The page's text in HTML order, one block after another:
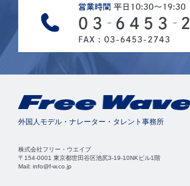
外国人モデル・ナレーター・タレント事務所
株式会社フリー・ウエイブ
〒154-0001 東京都世田谷区池尻3-19-10NKビル1階
Mail: info@f-w.co.jp